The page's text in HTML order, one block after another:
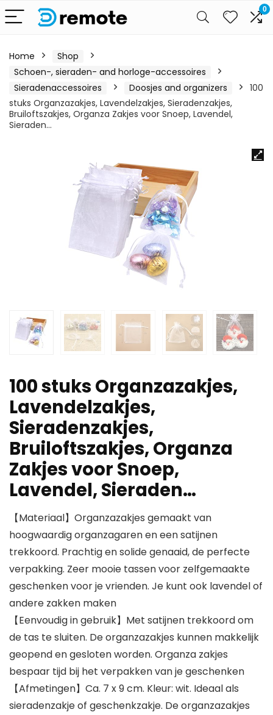
0
Home
Shop
Schoen-, sieraden- and horloge-accessoires
Sieradenaccessoires
Doosjes and organizers
100
stuks Organzazakjes, Lavendelzakjes, Sieradenzakjes,
Bruiloftszakjes, Organza Zakjes voor Snoep, Lavendel,
Sieraden…
100 stuks Organzazakjes,
Lavendelzakjes,
Sieradenzakjes,
Bruiloftszakjes, Organza
Zakjes voor Snoep,
Lavendel, Sieraden…
【Materiaal】Organzazakjes gemaakt van
hoogwaardig organzagaren en een satijnen
trekkoord. Prachtig en solide genaaid, de perfecte
verpakking. Zeer mooie tassen voor zelfgemaakte
geschenken voor je vrienden. Je kunt ook lavendel of
andere zakken maken
【Eenvoudig in gebruik】Met satijnen trekkoord om
de tas te sluiten. De organzazakjes kunnen makkelijk
geopend en gesloten worden. Organza zakjes
bespaar tijd bij het verpakken van je geschenken
【Afmetingen】Ca. 7 x 9 cm. Kleur: wit. Ideaal als
sieradenzakje of geschenkzakje. De organzazakjes